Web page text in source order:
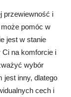
przewiewność i
może pomóc w
jest w stanie
Ci na komforcie i
wybór
jest inny, dlatego
cech i